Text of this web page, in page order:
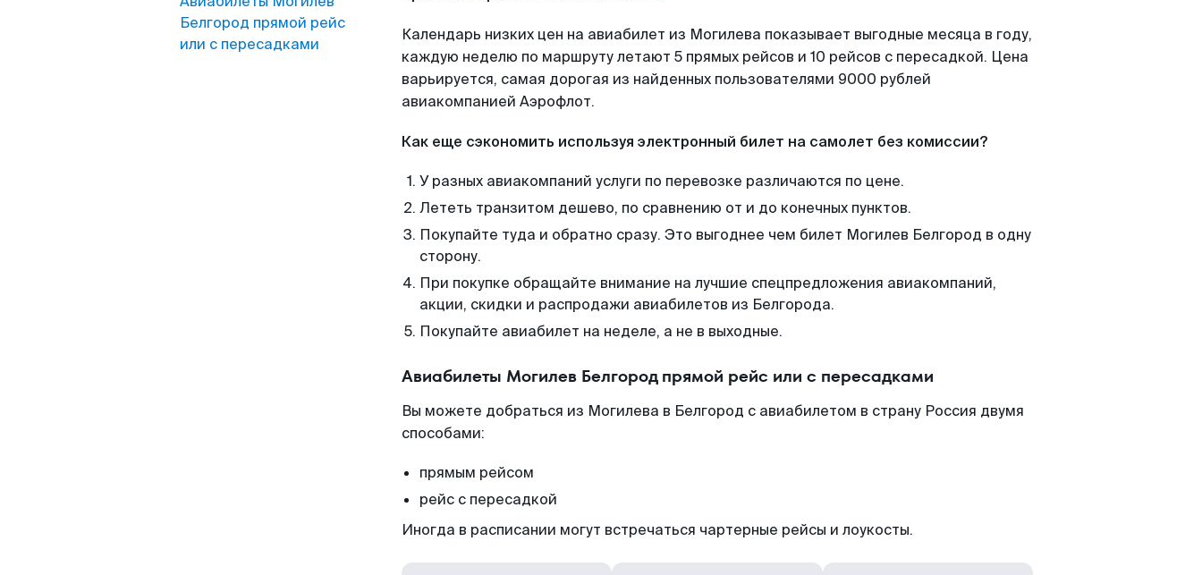
Белгород прямой рейс
или с пересадками
Календарь низких цен на авиабилет из Могилева показывает выгодные месяца в году,
каждую неделю по маршруту летают 5 прямых рейсов и 10 рейсов с пересадкой. Цена
варьируется, самая дорогая из найденных пользователями 9000 рублей
авиакомпанией Аэрофлот.
Как еще сэкономить используя электронный билет на самолет без комиссии?
У разных авиакомпаний услуги по перевозке различаются по цене.
Лететь транзитом дешево, по сравнению от и до конечных пунктов.
Покупайте туда и обратно сразу. Это выгоднее чем билет Могилев Белгород в одну
сторону.
При покупке обращайте внимание на лучшие спецпредложения авиакомпаний,
акции, скидки и распродажи авиабилетов из Белгорода.
Покупайте авиабилет на неделе, а не в выходные.
Авиабилеты Могилев Белгород прямой рейс или с пересадками
Вы можете добраться из Могилева в Белгород с авиабилетом в страну Россия двумя
способами:
прямым рейсом
рейс с пересадкой
Иногда в расписании могут встречаться чартерные рейсы и лоукосты.